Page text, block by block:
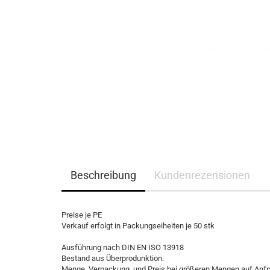
Beschreibung Kundenrezensionen
Preise je PE
Verkauf erfolgt in Packungseiheiten je 50 stk
Ausführung nach DIN EN ISO 13918
Bestand aus Überprodunktion.